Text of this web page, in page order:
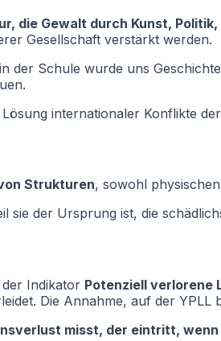
die Gewalt durch Kunst,
Gesellschaft verstärkt werden.
der Schule wurde uns
internationaler Konflikte
Strukturen, sowohl
sie der Ursprung ist, die
der Indikator Potenziell verlorene
Die Annahme, auf der
misst, der eintritt,